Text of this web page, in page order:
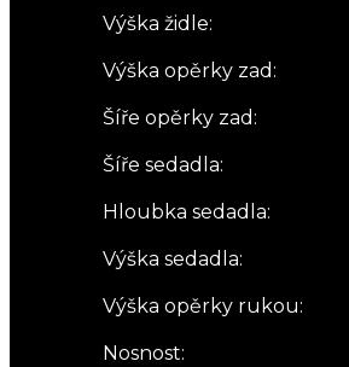
Výška židle:
Výška opěrky zad:
Šíře opěrky zad:
Šíře sedadla:
Hloubka sedadla:
Výška sedadla:
Výška opěrky rukou:
Nosnost: